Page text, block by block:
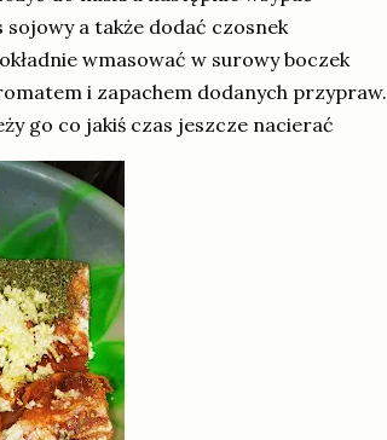
a także dodać czosnek
wmasować w surowy boczek
i zapachem dodanych przypraw.
go co jakiś czas jeszcze nacierać